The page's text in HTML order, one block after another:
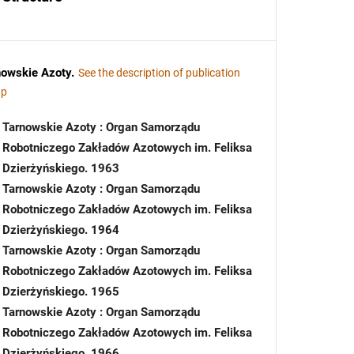
Azoty. See the description of publication
Tarnowskie Azoty : Organ Samorządu
Robotniczego Zakładów Azotowych im. Feliksa
Dzierżyńskiego. 1963
Tarnowskie Azoty : Organ Samorządu
Robotniczego Zakładów Azotowych im. Feliksa
Dzierżyńskiego. 1964
Tarnowskie Azoty : Organ Samorządu
Robotniczego Zakładów Azotowych im. Feliksa
Dzierżyńskiego. 1965
Tarnowskie Azoty : Organ Samorządu
Robotniczego Zakładów Azotowych im. Feliksa